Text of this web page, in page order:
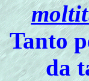
Tanto
da